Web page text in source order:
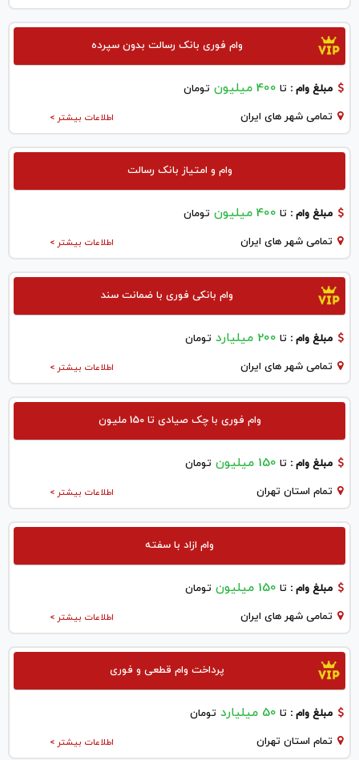
وام فوری بانک رسالت بدون سپرده
مبلغ وام : تا 400 میلیون تومان
اطلاعات بیشتر > تمامی شهر های ایران
وام و امتیاز بانک رسالت
مبلغ وام : تا 400 میلیون تومان
اطلاعات بیشتر > تمامی شهر های ایران
وام بانکی فوری با ضمانت سند
مبلغ وام : تا 200 میلیارد تومان
اطلاعات بیشتر > تمامی شهر های ایران
وام فوری با چک صیادی تا 150 ملیون
مبلغ وام : تا 150 میلیون تومان
اطلاعات بیشتر > تمام استان تهران
وام ازاد با سفته
مبلغ وام : تا 150 میلیون تومان
اطلاعات بیشتر > تمامی شهر های ایران
پرداخت وام قطعی و فوری
مبلغ وام : تا 50 میلیارد تومان
اطلاعات بیشتر > تمام استان تهران